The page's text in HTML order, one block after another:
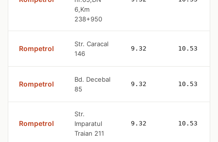
6,Km
238+950
Rompetrol
Str. Caracal
146
9.32 10.53
Rompetrol
Bd. Decebal
85
9.32 10.53
Rompetrol
Str.
Imparatul
Traian 211
9.32 10.53